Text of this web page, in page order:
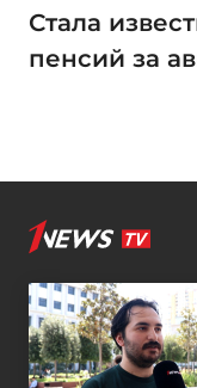
Стала
пенсий за